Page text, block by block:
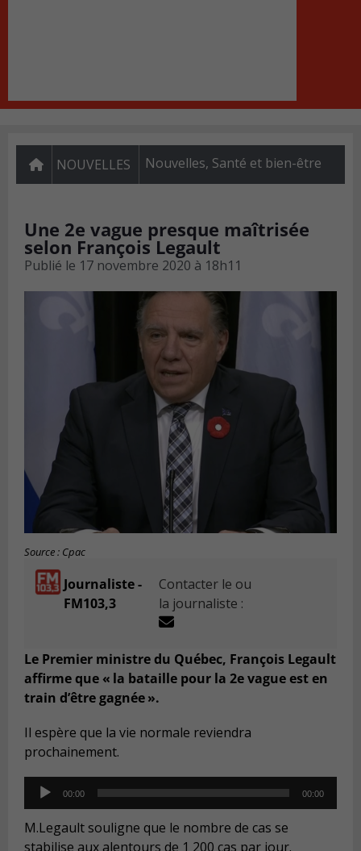
NOUVELLES Nouvelles, Santé et bien-être
Une 2e vague presque maîtrisée
selon François Legault
Publié le 17 novembre 2020 à 18h11
Source : Cpac
Journaliste -
FM103,3
Contacter le ou
la journaliste :
Le Premier ministre du Québec, François Legault
affirme que « la bataille pour la 2e vague est en
train d’être gagnée ».
Il espère que la vie normale reviendra
prochainement.
Audio
Player
00:00 00:00
M.Legault souligne que le nombre de cas se
stabilise aux alentours de 1 200 cas par jour.